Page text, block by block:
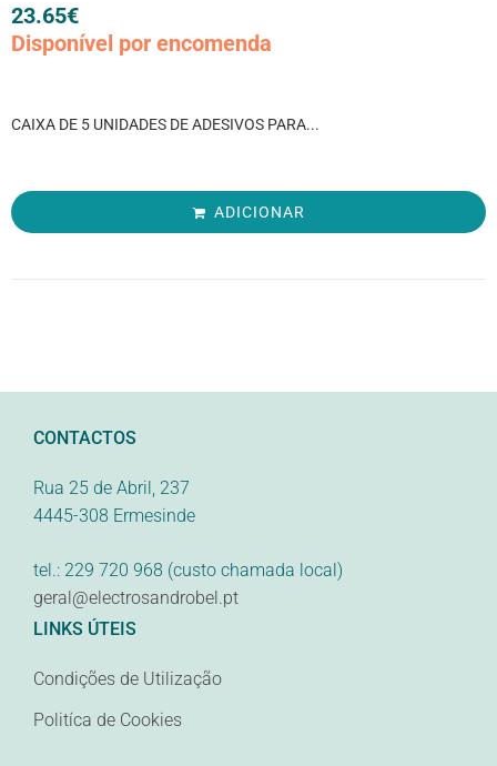
23.65€
Disponível por encomenda
CAIXA DE 5 UNIDADES DE ADESIVOS PARA...
ADICIONAR
CONTACTOS
Rua 25 de Abril, 237
4445-308 Ermesinde
tel.: 229 720 968 (custo chamada local)
geral@electrosandrobel.pt
LINKS ÚTEIS
Condições de Utilização
Politíca de Cookies